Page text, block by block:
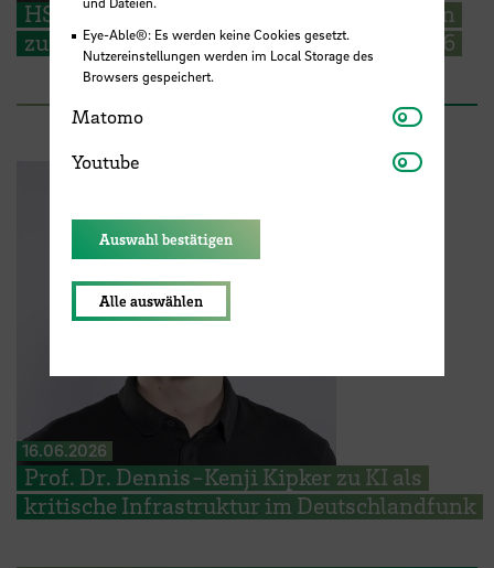
HSB begrüßt EMSS Studierende aus Polen
zum Start der EMSS-Industry Week 2026
16.06.2026
Prof. Dr. Dennis-Kenji Kipker zu KI als
kritische Infrastruktur im Deutschlandfunk
Eye-Able®: Es werden keine Cookies gesetzt.
Nutzereinstellungen werden im Local Storage des
Browsers gespeichert.
Matomo Matomo
Youtube Youtube
Auswahl bestätigen
Alle auswählen